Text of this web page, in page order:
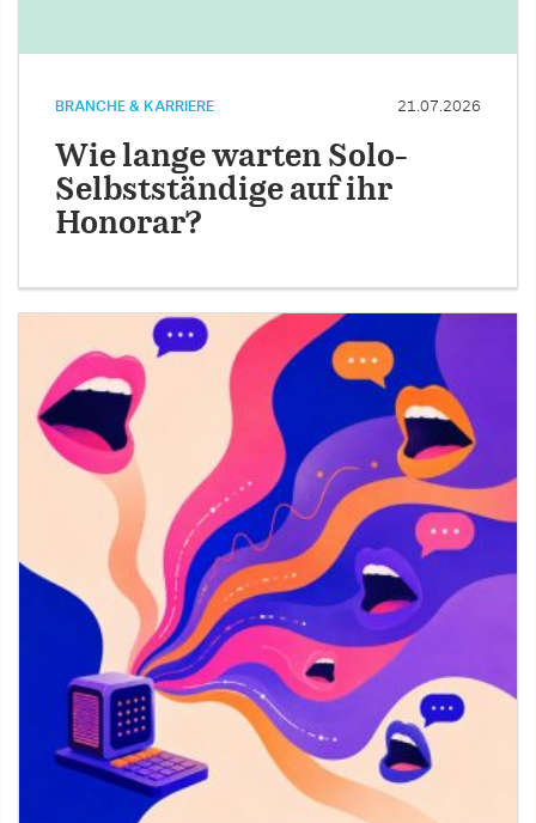
BRANCHE & KARRIERE 21.07.2026
Wie lange warten Solo-
Selbstständige auf ihr
Honorar?